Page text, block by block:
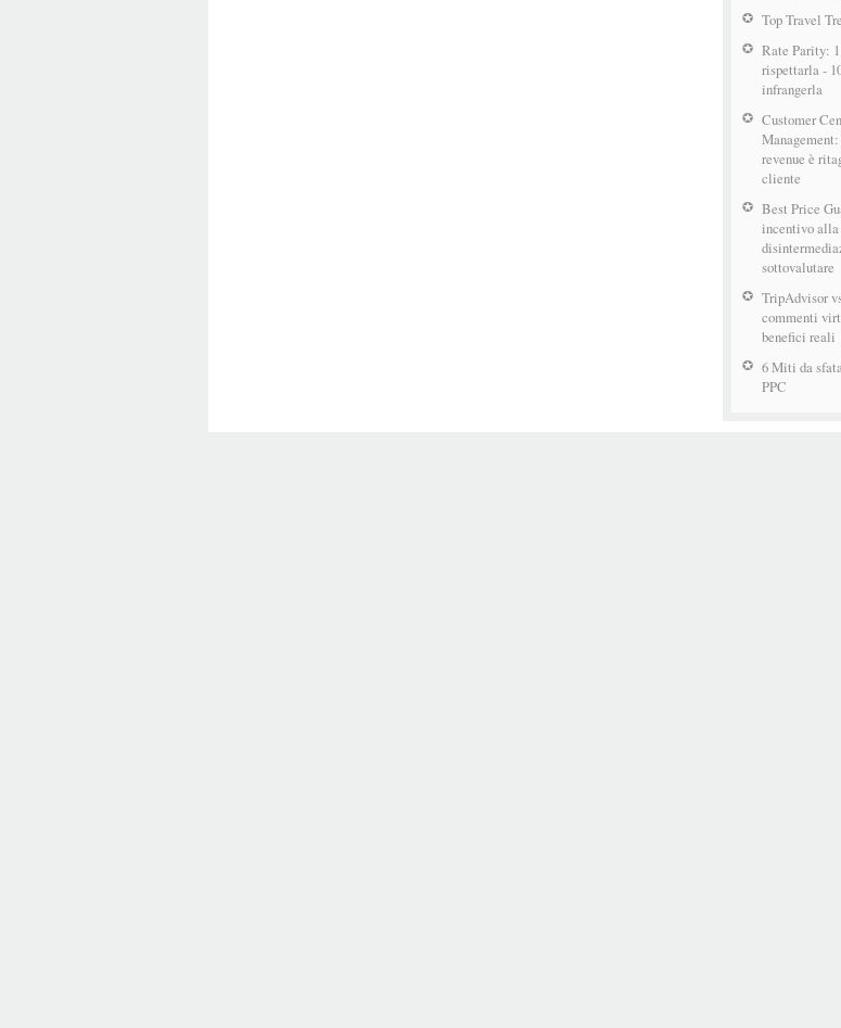
Top Travel
Rate Parity:
rispettarla -
infrangerla
Customer
revenue è
cliente
Best Price
incentivo alla
sottovalutare
TripAdvisor
commenti
benefici reali
6 Miti da
PPC